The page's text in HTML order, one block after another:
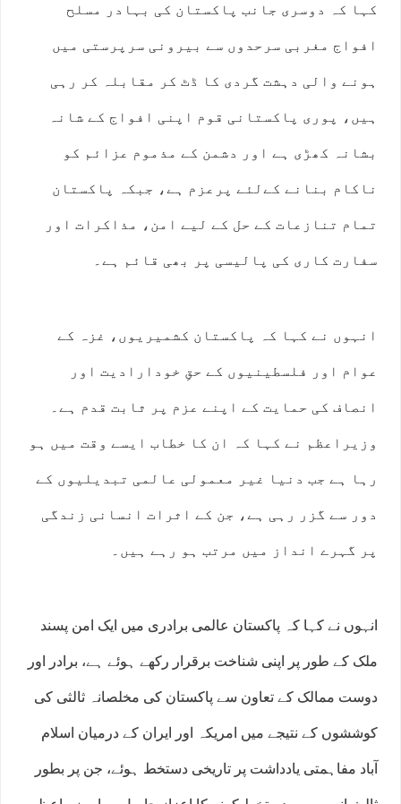
کہا کہ دوسری جانب پاکستان کی بہادر مسلح
افواج مغربی سرحدوں سے بیرونی سرپرستی میں
ہونے والی دہشت گردی کا ڈٹ کر مقابلہ کر رہی
ہیں، پوری پاکستانی قوم اپنی افواج کے شانہ
بشانہ کھڑی ہے اور دشمن کے مذموم عزائم کو
ناکام بنانے کےلئے پرعزم ہے، جبکہ پاکستان
تمام تنازعات کے حل کے لیے امن، مذاکرات اور
سفارت کاری کی پالیسی پر بھی قائم ہے۔
انہوں نے کہا کہ پاکستان کشمیریوں، غزہ کے
عوام اور فلسطینیوں کے حقِ خودارادیت اور
انصاف کی حمایت کے اپنے عزم پر ثابت قدم ہے۔
وزیراعظم نے کہا کہ ان کا خطاب ایسے وقت میں ہو
رہا ہے جب دنیا غیر معمولی عالمی تبدیلیوں کے
دور سے گزر رہی ہے، جن کے اثرات انسانی زندگی
پر گہرے انداز میں مرتب ہو رہے ہیں۔
انہوں نے کہا کہ پاکستان عالمی برادری میں ایک امن پسند
ملک کے طور پر اپنی شناخت برقرار رکھے ہوئے ہے، برادر اور
دوست ممالک کے تعاون سے پاکستان کی مخلصانہ ثالثی کی
کوششوں کے نتیجے میں امریکہ اور ایران کے درمیان اسلام
آباد مفاہمتی یادداشت پر تاریخی دستخط ہوئے، جن پر بطور